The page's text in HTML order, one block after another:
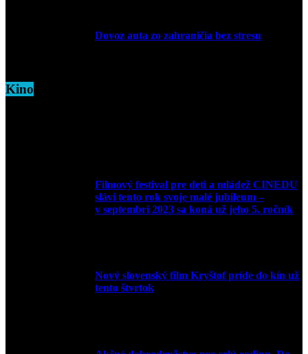
Dovoz auta zo zahraničia bez stresu
Kino
Filmový festival pre deti a mládež CINEDU
slávi tento rok svoje malé jubileum –
v septembri 2023 sa koná už jeho 5. ročník
Nový slovenský film Kryštof príde do kín už
tento štvrtok